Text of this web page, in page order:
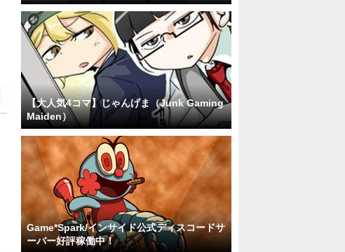
【大人気4コマ】じゃんげま（Junk Gaming
Maiden）
Game*Spark/インサイド公式ディスコードサ
ーバー好評稼働中！